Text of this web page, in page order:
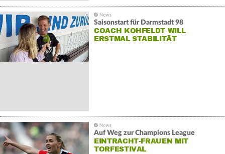
Saisonstart für Darmstadt 98
COACH KOHFELDT WILL
ERSTMAL STABILITÄT
Auf Weg zur Champions League
EINTRACHT-FRAUEN MIT
TORFESTIVAL